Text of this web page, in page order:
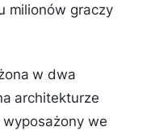
milionów graczy
w dwa
architekturze
wyposażony we